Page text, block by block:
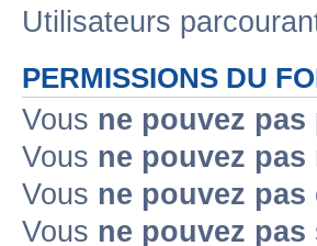
Utilisateurs
PERMISSIONS DU
Vous ne pouvez pas
Vous ne pouvez pas
Vous ne pouvez pas
Vous ne pouvez pas